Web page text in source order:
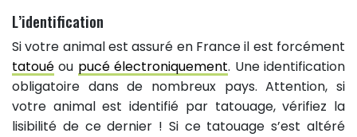
L’identification
Si votre animal est assuré en France il est forcément
tatoué ou pucé électroniquement. Une identification
obligatoire dans de nombreux pays. Attention, si
votre animal est identifié par tatouage, vérifiez la
lisibilité de ce dernier ! Si ce tatouage s’est altéré